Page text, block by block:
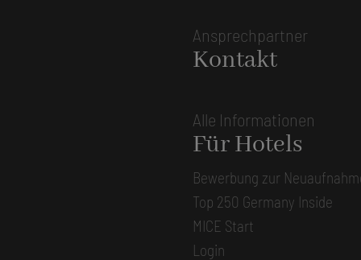
Ansprechpartner
Kontakt
Alle Informationen
Für Hotels
Bewerbung zur
Top 250 Germany Inside
MICE Start
Login